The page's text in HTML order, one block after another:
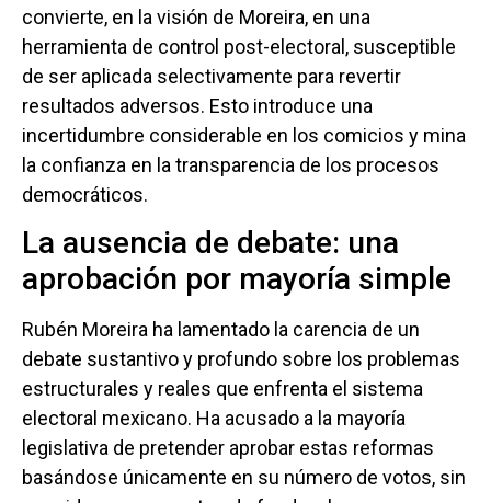
convierte, en la visión de Moreira, en una
herramienta de control post-electoral, susceptible
de ser aplicada selectivamente para revertir
resultados adversos. Esto introduce una
incertidumbre considerable en los comicios y mina
la confianza en la transparencia de los procesos
democráticos.
La ausencia de debate: una
aprobación por mayoría simple
Rubén Moreira ha lamentado la carencia de un
debate sustantivo y profundo sobre los problemas
estructurales y reales que enfrenta el sistema
electoral mexicano. Ha acusado a la mayoría
legislativa de pretender aprobar estas reformas
basándose únicamente en su número de votos, sin